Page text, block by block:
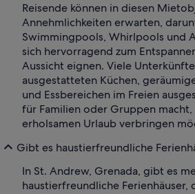
Reisende können in diesen
Annehmlichkeiten erwarten,
Swimmingpools, Whirlpools und
sich hervorragend zum
Aussicht eignen. Viele
ausgestatteten Küchen,
und Essbereichen im Freien
für Familien oder Gruppen
erholsamen Urlaub verbringen
Gibt es haustierfreundliche
In St. Andrew, Grenada, gibt es
haustierfreundliche Ferienhäuser,